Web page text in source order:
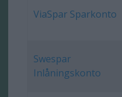
ViaSpar Sparkonto
Swespar
Inlåningskonto